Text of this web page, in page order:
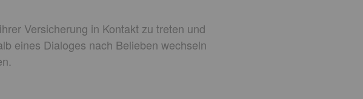
Versicherung in Kontakt zu treten und
eines Dialoges nach Belieben wechseln